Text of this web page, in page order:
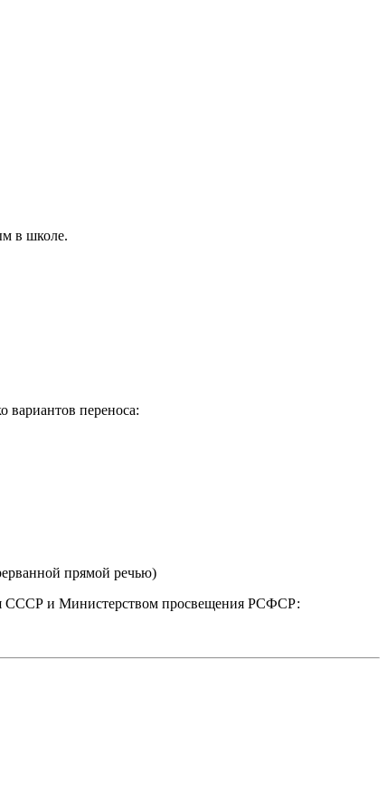
в школе.
вариантов переноса:
прямой речью)
СССР и Министерством просвещения РСФСР: